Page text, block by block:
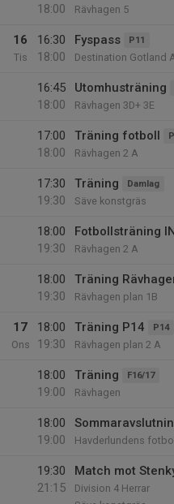
18:00
Rävhagen 5
16
Tis
16:30
18:00
Fyspass P11
Destination Gotland
16:45
18:00
Utomhusträning
Rävhagen 3D+ 3E
17:00
18:00
Träning fotboll
Rävhagen 2 A
17:30
19:30
Träning Damlag
Säve konstgräs
18:00
19:30
Fotbollsträning
Rävhagen 2 A
18:00
19:30
Träning
Rävhagen plan 1B
17
Ons
18:00
19:30
Träning P14 P14
Rävhagen plan 2 A
18:00
19:00
Träning F16/17
Rävhagen
18:00
19:00
Havderlundens
19:30
21:15
Match mot
Division 4 Herrar